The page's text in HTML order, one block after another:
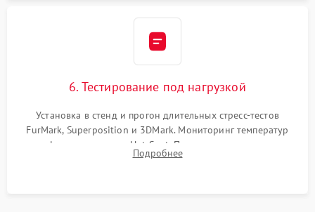
6. Тестирование под нагрузкой
Установка в стенд и прогон длительных стресс-тестов
FurMark, Superposition и 3DMark. Мониторинг температур
графического чипа и Hot Spot. Проверка на отсутствие
артефактов изображения, вылетов драйвера и зависаний.
Подробнее